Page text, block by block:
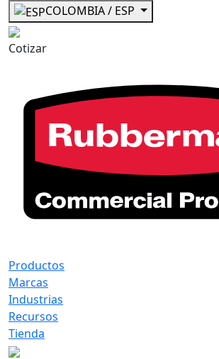
COLOMBIA / ESP
Cotizar
Productos
Marcas
Industrias
Recursos
Tienda